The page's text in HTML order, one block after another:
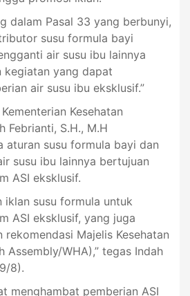
dalam Pasal 33 yang berbunyi,
susu formula bayi
air susu ibu lainnya
kegiatan yang dapat
air susu ibu eksklusif.”
Kesehatan
Febrianti, S.H., M.H
aturan susu formula bayi dan
susu ibu lainnya bertujuan
ASI eksklusif.
iklan susu formula untuk
ASI eksklusif, yang juga
rekomendasi Majelis Kesehatan
Assembly/WHA),” tegas Indah
8).
menghambat pemberian ASI